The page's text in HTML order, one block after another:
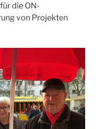
die ON-
von Projekten